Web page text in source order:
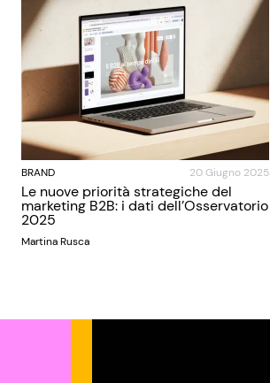
BRAND 20 Giugno 2025
Le nuove priorità strategiche del
marketing B2B: i dati dell’Osservatorio
2025
Martina Rusca